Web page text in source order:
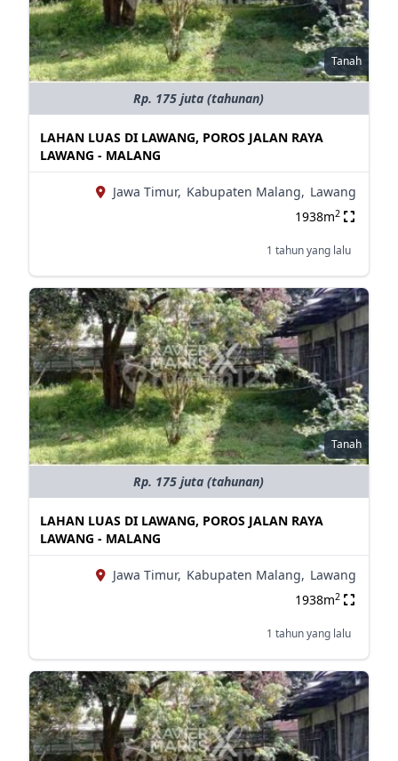
Tanah
Rp. 175 juta (tahunan)
LAHAN LUAS DI LAWANG, POROS JALAN RAYA
LAWANG - MALANG
Jawa Timur, Kabupaten Malang, Lawang
1938m2
1 tahun yang lalu
Tanah
Rp. 175 juta (tahunan)
LAHAN LUAS DI LAWANG, POROS JALAN RAYA
LAWANG - MALANG
Jawa Timur, Kabupaten Malang, Lawang
1938m2
1 tahun yang lalu